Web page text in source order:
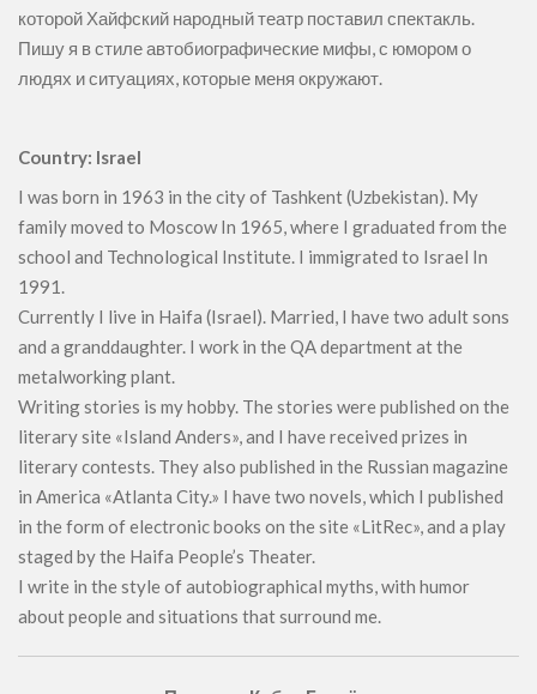
которой Хайфский народный театр поставил спектакль.
Пишу я в стиле автобиографические мифы, с юмором о
людях и ситуациях, которые меня окружают.
Country: Israel
I was born in 1963 in the city of Tashkent (Uzbekistan). My
family moved to Moscow In 1965, where I graduated from the
school and Technological Institute. I immigrated to Israel In
1991.
Currently I live in Haifa (Israel). Married, I have two adult sons
and a granddaughter. I work in the QA department at the
metalworking plant.
Writing stories is my hobby. The stories were published on the
literary site «Island Anders», and I have received prizes in
literary contests. They also published in the Russian magazine
in America «Atlanta City.» I have two novels, which I published
in the form of electronic books on the site «LitRec», and a play
staged by the Haifa People’s Theater.
I write in the style of autobiographical myths, with humor
about people and situations that surround me.